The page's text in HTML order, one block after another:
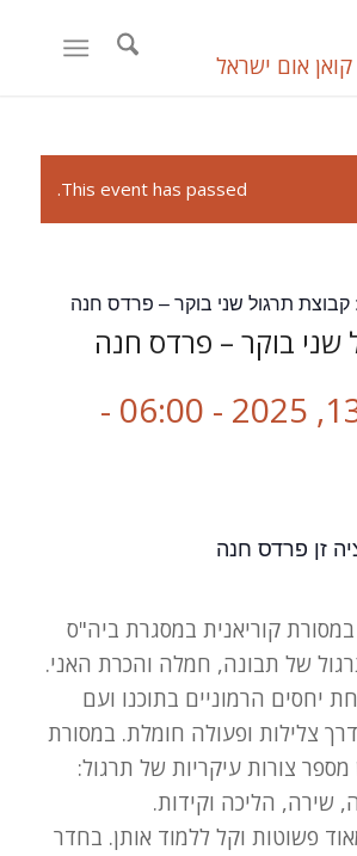
This event has passed.
קבוצת תרגול שני בוקר – פרדס חנה
שני בוקר – פרדס חנה
-
קוריאנית במסגרת ביה"ס
של תבונה, חמלה והכרת האני.
יחסים הרמוניים בתוכנו ועם
צלילות ופעולה חומלת. במסורת
מספר צורות עיקריות של תרגול:
שירה, הליכה וקידות.
פשוטות וקל ללמוד אותן. בחדר